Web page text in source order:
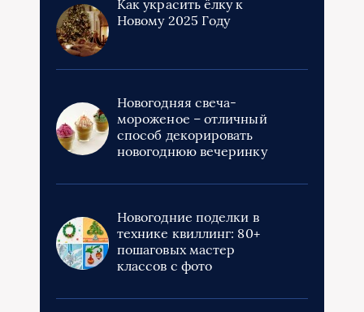
Как украсить ёлку к
Новому 2025 Году
Новогодняя свеча-
мороженое – отличный
способ декорировать
новогоднюю вечеринку
Новогодние поделки в
технике квиллинг: 80+
пошаговых мастер
классов с фото